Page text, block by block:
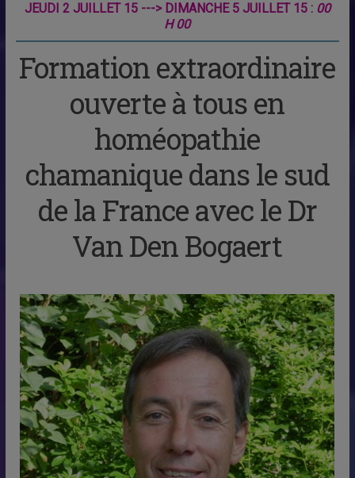
JEUDI 2 JUILLET 15 ---> DIMANCHE 5 JUILLET 15 : 00
H 00
Formation extraordinaire
ouverte à tous en
homéopathie
chamanique dans le sud
de la France avec le Dr
Van Den Bogaert